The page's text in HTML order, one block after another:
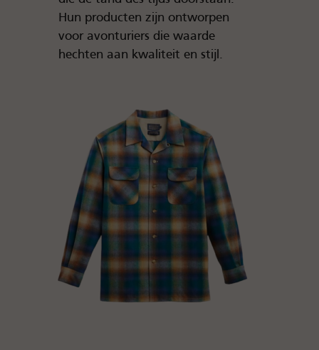
Hun producten zijn ontworpen
voor avonturiers die waarde
hechten aan kwaliteit en stijl.